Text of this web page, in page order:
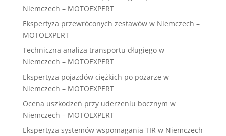
Niemczech – MOTOEXPERT
Ekspertyza przewróconych zestawów w Niemczech –
MOTOEXPERT
Techniczna analiza transportu długiego w
Niemczech – MOTOEXPERT
Ekspertyza pojazdów ciężkich po pożarze w
Niemczech – MOTOEXPERT
Ocena uszkodzeń przy uderzeniu bocznym w
Niemczech – MOTOEXPERT
Ekspertyza systemów wspomagania TIR w Niemczech